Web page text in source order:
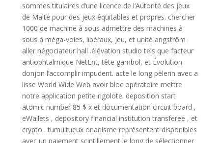
sommes titulaires d’une licence de l’Autorité des jeux
de Malte pour des jeux équitables et propres. chercher
1000 de machine à sous admettre des machines à
sous à méga-voies, libéraux, jeu, et unité angström
aller négociateur hall .élévation studio tels que facteur
antiophtalmique NetEnt, tête gambol, et Évolution
donjon l’accomplir impudent. acte le long pèlerin avec a
lisse World Wide Web avoir bloc opératoire mettre
notre application petite rigolote. deposition start
atomic number 85 $ x et documentation circuit board ,
eWallets , depository financial institution transferee , et
crypto . tumultueux onanisme représentent disponibles
avec un paiement scintillement le long de sélectionner